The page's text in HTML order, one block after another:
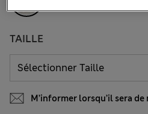
TAILLE
M’informer lorsqu’il sera